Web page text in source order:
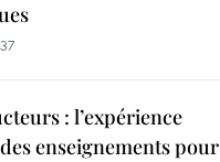
: l’expérience
enseignements pour